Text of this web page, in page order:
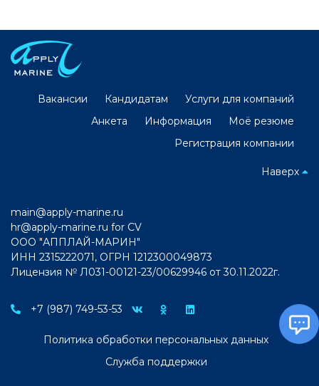
Вакансии Кандидатам
Услуги для компаний
Анкета
Информация
Моё резюме
Регистрация компании
Наверх
main@apply-marine.ru
hr@apply-marine.ru for CV
ООО "АППЛАЙ-МАРИН"
ИНН 2315222071, ОГРН 1212300049873
Лицензия № Л031-00121-23/00629946 от 30.11.2022г.
+7 (987) 749-53-53
Политика обработки персональных данных
Служба поддержки